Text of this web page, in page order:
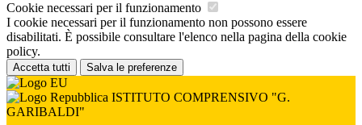
Cookie necessari per il funzionamento
I cookie necessari per il funzionamento non possono essere
disabilitati. È possibile consultare l'elenco nella pagina della cookie
policy.
Accetta tutti Salva le preferenze
ISTITUTO COMPRENSIVO "G.
GARIBALDI"